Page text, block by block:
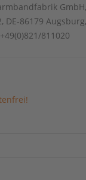
GmbH,
DE-86179 Augsburg,
811020